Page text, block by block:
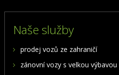
Naše služby
prodej vozů ze zahraničí
zánovní vozy s velkou výbavou